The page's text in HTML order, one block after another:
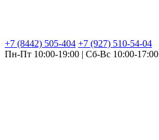
+7 (8442) 505-404 +7 (927) 510-54-04
Пн-Пт 10:00-19:00 | Сб-Вс 10:00-17:00